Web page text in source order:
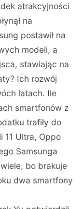
atrakcyjności
na
postawił na
modeli, a
stawiając na
Ich rozwój
latach. Ile
smartfonów z
trafiły do
11 Ultra, Oppo
Samsunga
bo brakuje
dwa smartfony